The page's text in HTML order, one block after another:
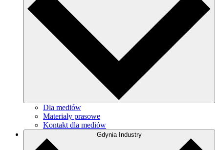
Dla mediów
Materiały prasowe
Kontakt dla mediów
Gdynia Industry